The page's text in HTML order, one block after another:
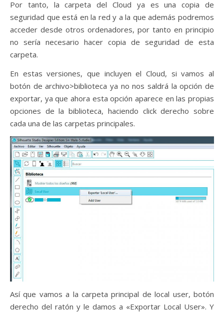
Por tanto, la carpeta del Cloud ya es una copia de
seguridad que está en la red y a la que además podremos
acceder desde otros ordenadores, por tanto en principio
no sería necesario hacer copia de seguridad de esta
carpeta.
En estas versiones, que incluyen el Cloud, si vamos al
botón de archivo>biblioteca ya no nos saldrá la opción de
exportar, ya que ahora esta opción aparece en las propias
opciones de la biblioteca, haciendo click derecho sobre
cada una de las carpetas principales.
Así que vamos a la carpeta principal de local user, botón
derecho del ratón y le damos a «Exportar Local User». Y